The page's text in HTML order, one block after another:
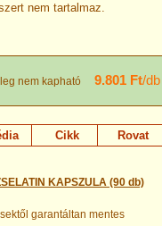
nem tartalmaz.
nem kapható 9.801 Ft/db
Cikk Rovat
KAPSZULA (90 db)
garantáltan mentes